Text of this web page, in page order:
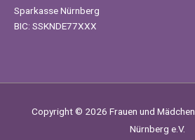
Sparkasse Nürnberg
BIC: SSKNDE77XXX
Copyright © 2026 Frauen und
Nürnberg e.V.